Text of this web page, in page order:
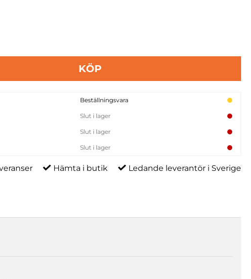
KÖP
Beställningsvara
Slut i lager
Slut i lager
Slut i lager
Hämta i butik Ledande leverantör i Sverige